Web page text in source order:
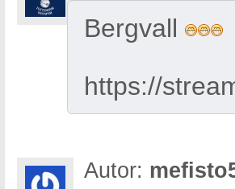
Bergvall
https://
Autor: